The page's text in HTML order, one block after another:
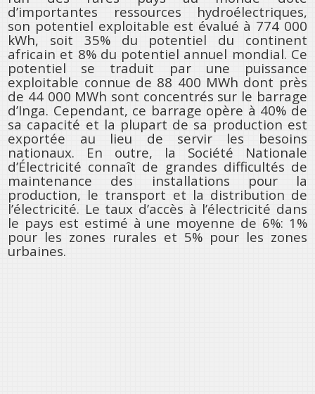
d’importantes ressources hydroélectriques,
son potentiel exploitable est évalué à 774 000
kWh, soit 35% du potentiel du continent
africain et 8% du potentiel annuel mondial. Ce
potentiel se traduit par une puissance
exploitable connue de 88 400 MWh dont près
de 44 000 MWh sont concentrés sur le barrage
d’Inga. Cependant, ce barrage opère à 40% de
sa capacité et la plupart de sa production est
exportée au lieu de servir les besoins
nationaux. En outre, la Société Nationale
d’Électricité connaît de grandes difficultés de
maintenance des installations pour la
production, le transport et la distribution de
l’électricité. Le taux d’accès à l’électricité dans
le pays est estimé à une moyenne de 6%: 1%
pour les zones rurales et 5% pour les zones
urbaines.